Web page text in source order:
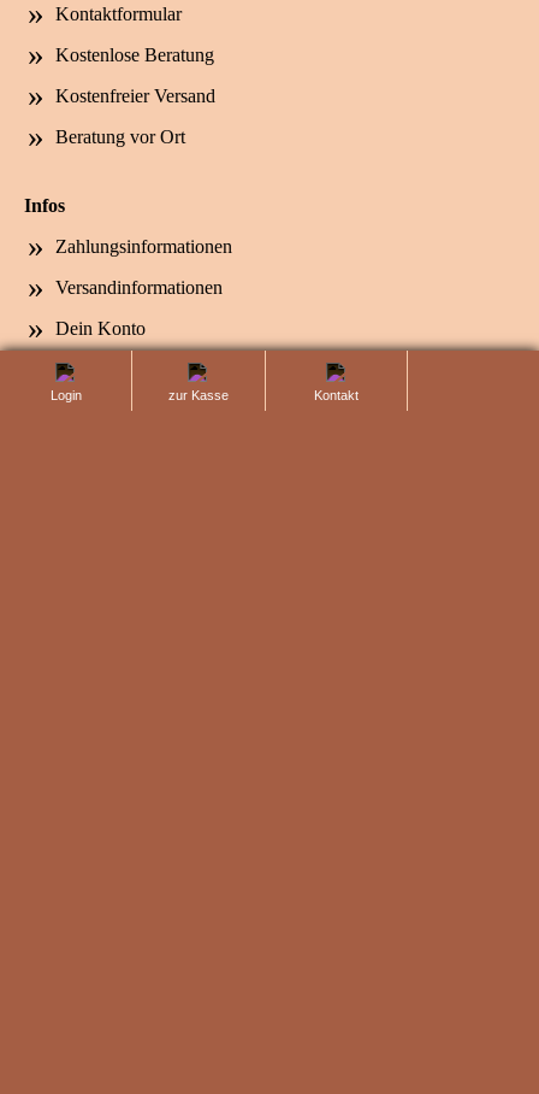
Kontaktformular
Kostenlose Beratung
Kostenfreier Versand
Beratung vor Ort
Infos
Zahlungsinformationen
Versandinformationen
Dein Konto
Anfahrt und Öffnungszeiten
Login zur Kasse Kontaktanfrage